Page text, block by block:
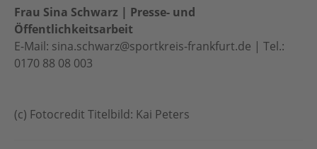
Frau Sina Schwarz | Presse- und
Öffentlichkeitsarbeit
E-Mail: sina.schwarz@sportkreis-frankfurt.de | Tel.:
0170 88 08 003
(c) Fotocredit Titelbild: Kai Peters